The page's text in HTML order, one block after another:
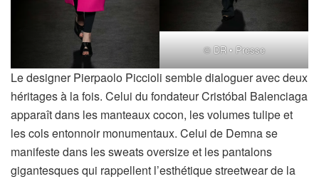
© DR • Presse
Le designer Pierpaolo Piccioli semble dialoguer avec deux
héritages à la fois. Celui du fondateur Cristóbal Balenciaga
apparaît dans les manteaux cocon, les volumes tulipe et
les cols entonnoir monumentaux. Celui de Demna se
manifeste dans les sweats oversize et les pantalons
gigantesques qui rappellent l’esthétique streetwear de la